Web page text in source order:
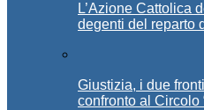
L’Azione Cattolica
degenti del reparto
Giustizia, i due
confronto al Circolo